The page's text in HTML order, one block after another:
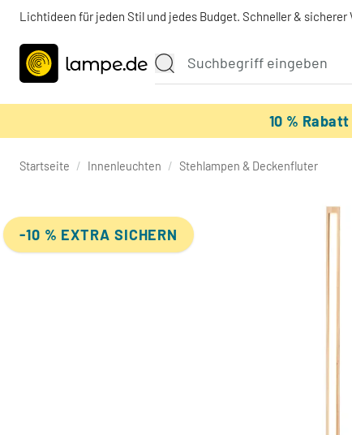
Lichtideen für jeden Stil und jedes Budget. Schneller & sicherer
10 %
Startseite / Innenleuchten / Stehlampen & Deckenfluter
-10 % EXTRA SICHERN